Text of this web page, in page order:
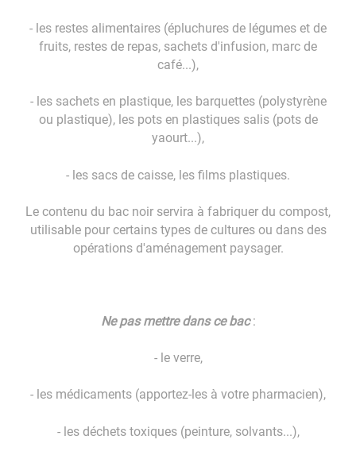
- les restes alimentaires (épluchures de légumes et de
fruits, restes de repas, sachets d'infusion, marc de
café...),
- les sachets en plastique, les barquettes (polystyrène
ou plastique), les pots en plastiques salis (pots de
yaourt...),
- les sacs de caisse, les films plastiques.
Le contenu du bac noir servira à fabriquer du compost,
utilisable pour certains types de cultures ou dans des
opérations d'aménagement paysager.
Ne pas mettre dans ce bac:
- le verre,
- les médicaments (apportez-les à votre pharmacien),
- les déchets toxiques (peinture, solvants...),